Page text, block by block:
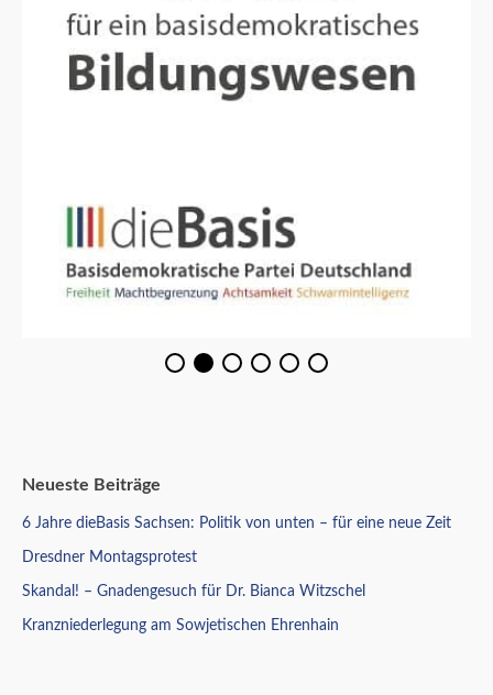
Neueste Beiträge
6 Jahre dieBasis Sachsen: Politik von unten – für eine neue Zeit
Dresdner Montagsprotest
Skandal! – Gnadengesuch für Dr. Bianca Witzschel
Kranzniederlegung am Sowjetischen Ehrenhain